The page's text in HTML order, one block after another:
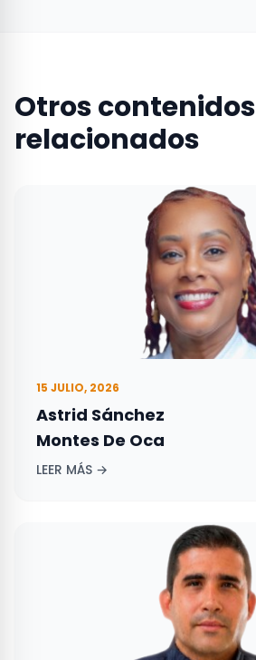
Otros contenidos
relacionados
15 JULIO, 2026
Astrid Sánchez
Montes De Oca
LEER MÁS →